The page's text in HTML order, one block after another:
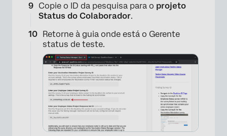
Copie o ID da pesquisa para o projeto
Status do Colaborador.
Retorne à guia onde está o Gerente
status de teste.